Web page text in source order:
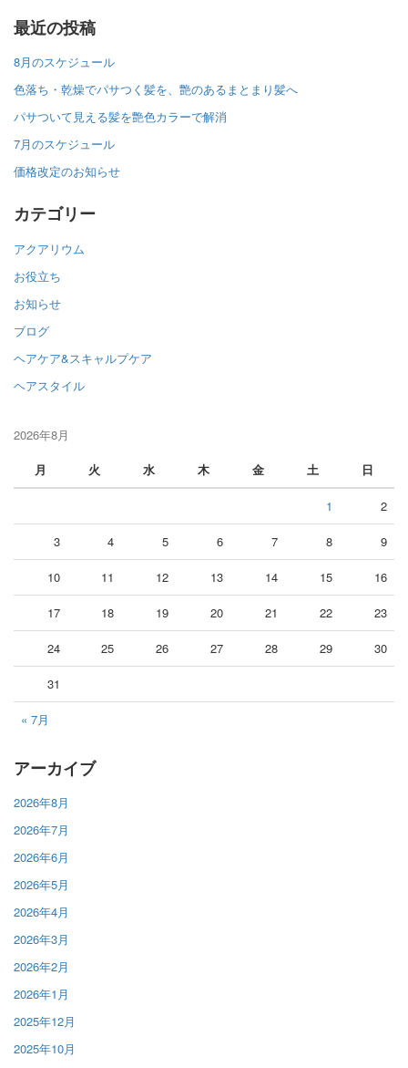
最近の投稿
8月のスケジュール
色落ち・乾燥でパサつく髪を、艶のあるまとまり髪へ
パサついて見える髪を艶色カラーで解消
7月のスケジュール
価格改定のお知らせ
カテゴリー
アクアリウム
お役立ち
お知らせ
ブログ
ヘアケア&スキャルプケア
ヘアスタイル
2026年8月
月
火 水 木 金 土 日
« 7月
1 2
3 4 5 6 7 8 9
10 11 12 13 14 15 16
17 18 19 20 21 22 23
24 25 26 27 28 29 30
31
アーカイブ
2026年8月
2026年7月
2026年6月
2026年5月
2026年4月
2026年3月
2026年2月
2026年1月
2025年12月
2025年10月